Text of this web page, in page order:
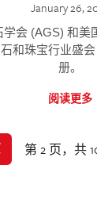
January 26,
会 (AGS) 和美
和珠宝行业盛
册。
阅读更多
第 2 页，共